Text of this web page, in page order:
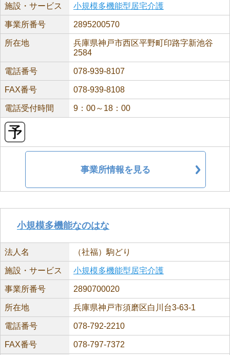
施設・サービス 小規模多機能型居宅介護
事業所番号 2895200570
所在地
兵庫県神戸市西区平野町印路字新池谷
2584
電話番号 078-939-8107
FAX番号 078-939-8108
電話受付時間 9：00～18：00
事業所情報を見る
小規模多機能なのはな
法人名 （社福）駒どり
施設・サービス 小規模多機能型居宅介護
事業所番号 2890700020
所在地 兵庫県神戸市須磨区白川台3-63-1
電話番号 078-792-2210
FAX番号 078-797-7372